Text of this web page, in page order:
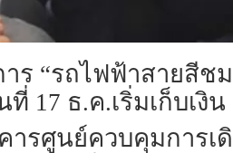
ร “รถไฟฟ้าสายสีช
17 ธ.ค.เริ่มเก็บเงิน
คารศูนย์ควบคุมกา